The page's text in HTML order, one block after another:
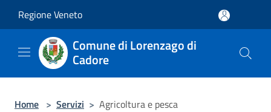
Regione Veneto
Comune di Lorenzago di
Cadore
Home > Servizi > Agricoltura e pesca